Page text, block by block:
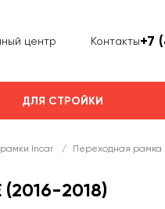
центр Контакты+7
ДЛЯ СТРОЙКИ
Incar / Переходная рамка
2018)